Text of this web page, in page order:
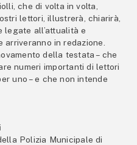
che di volta in volta,
lettori, illustrerà, chiarirà,
all’attualità e
in redazione.
della testata – che
numeri importanti di lettori
uno – e che non intende
Polizia Municipale di